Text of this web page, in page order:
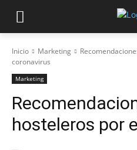
Inicio Marketing
coronavirus
Marketing
hosteleros por